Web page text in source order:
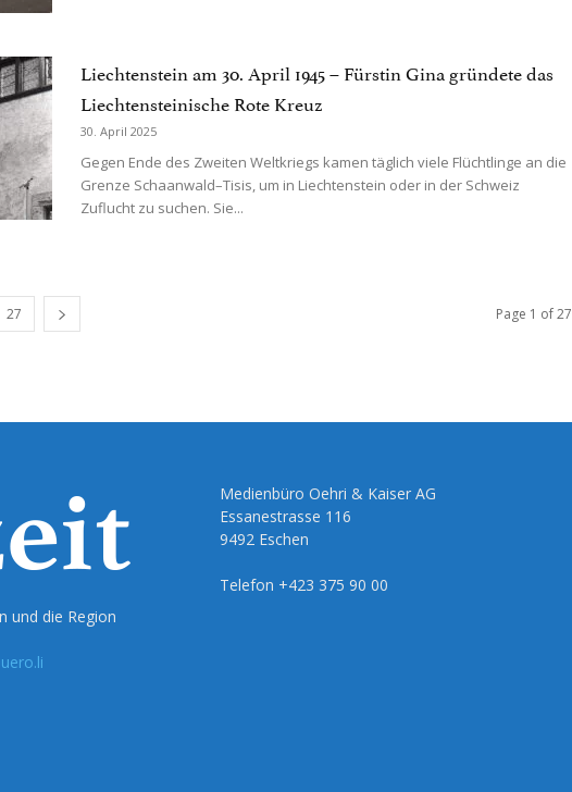
Liechtenstein am 30. April 1945 – Fürstin Gina gründete das
Liechtensteinische Rote Kreuz
30. April 2025
Gegen Ende des Zweiten Weltkriegs kamen täglich viele Flüchtlinge an die
Grenze Schaanwald–Tisis, um in Liechtenstein oder in der Schweiz
Zuflucht zu suchen. Sie...
27 Page 1 of 27
und die Region
Medienbüro Oehri & Kaiser AG
Essanestrasse 116
9492 Eschen
Telefon +423 375 90 00